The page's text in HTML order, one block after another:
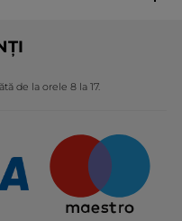
de la orele 8 la 17.